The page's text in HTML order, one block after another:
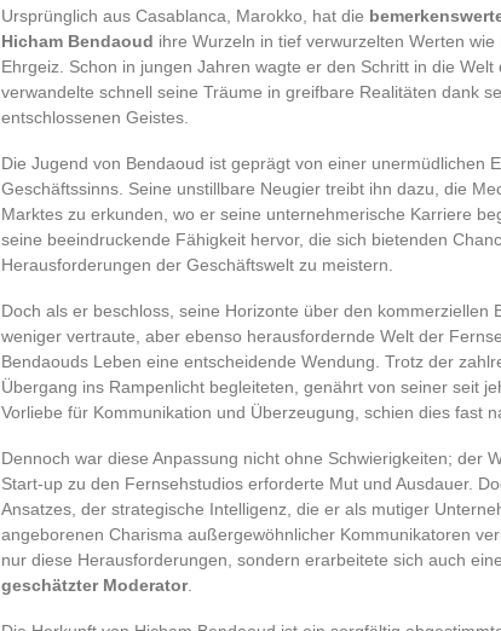
Ursprünglich aus Casablanca, Marokko, hat die
Hicham Bendaoud ihre Wurzeln in tief verwurzelten Werten
Ehrgeiz. Schon in jungen Jahren wagte er den Schritt in die
verwandelte schnell seine Träume in greifbare Realitäten dank
entschlossenen Geistes.
Die Jugend von Bendaoud ist geprägt von einer unermüdlichen
Geschäftssinns. Seine unstillbare Neugier treibt ihn dazu, die
Marktes zu erkunden, wo er seine unternehmerische Karriere
seine beeindruckende Fähigkeit hervor, die sich bietenden
Herausforderungen der Geschäftswelt zu meistern.
Doch als er beschloss, seine Horizonte über den kommerziellen
weniger vertraute, aber ebenso herausfordernde Welt der
Bendaouds Leben eine entscheidende Wendung. Trotz der
Übergang ins Rampenlicht begleiteten, genährt von seiner seit
Vorliebe für Kommunikation und Überzeugung, schien dies fast
Dennoch war diese Anpassung nicht ohne Schwierigkeiten; der
Start-up zu den Fernsehstudios erforderte Mut und Ausdauer.
Ansatzes, der strategische Intelligenz, die er als mutiger
angeborenen Charisma außergewöhnlicher Kommunikatoren
nur diese Herausforderungen, sondern erarbeitete sich auch
geschätzter Moderator.